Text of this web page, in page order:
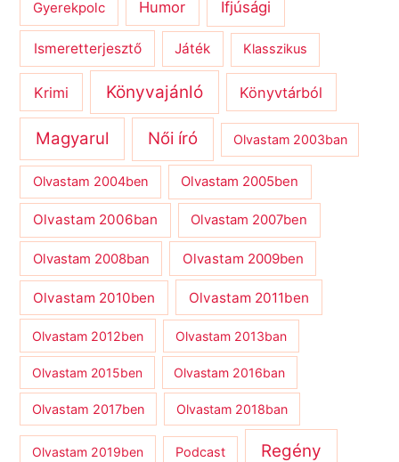
Gyerekpolc Humor Ifjúsági
Ismeretterjesztő Játék Klasszikus
Krimi Könyvajánló Könyvtárból
Magyarul Női író Olvastam 2003ban
Olvastam 2004ben Olvastam 2005ben
Olvastam 2006ban Olvastam 2007ben
Olvastam 2008ban Olvastam 2009ben
Olvastam 2010ben Olvastam 2011ben
Olvastam 2012ben Olvastam 2013ban
Olvastam 2015ben Olvastam 2016ban
Olvastam 2017ben Olvastam 2018ban
Olvastam 2019ben Podcast Regény